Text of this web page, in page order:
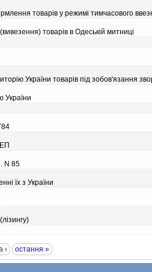
товарiв у режимi тимчасового
товарiв в Одеськiй митницi
України товарiв пiд зобов'язання
України
N 85
їх з України
› остання »